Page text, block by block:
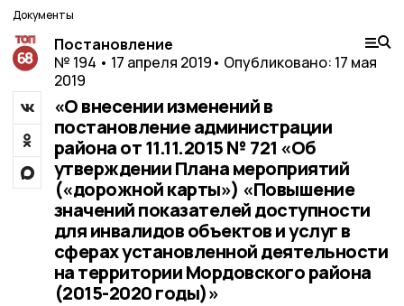
Документы
Постановление
№ 194 • 17 апреля 2019• Опубликовано: 17 мая
2019
«О внесении изменений в
постановление администрации
района от 11.11.2015 № 721 «Об
утверждении Плана мероприятий
(«дорожной карты») «Повышение
значений показателей доступности
для инвалидов объектов и услуг в
сферах установленной деятельности
на территории Мордовского района
(2015-2020 годы)»